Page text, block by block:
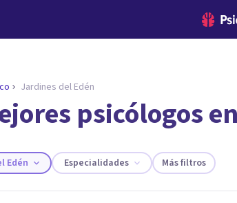
TERAPEUTA
ayuda para encontrar el
cuestionario
Jardines del Edén
psicólogos
Edén Especialidades Más filtros